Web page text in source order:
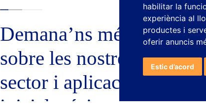
habilitar la
experiència al
productes i
oferir anuncis
Estic d’acord
Demana’ns més
sobre les nostres
sector i aplicació
inicial mínima 400€)